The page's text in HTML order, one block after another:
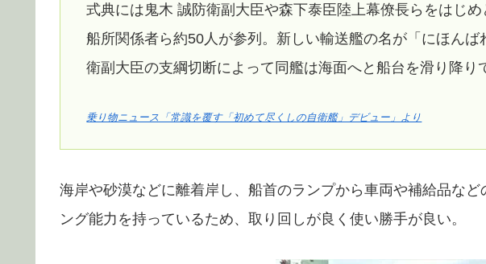
式典には鬼木 誠防衛副大臣や森下泰臣陸上幕僚長らをはじ
船所関係者ら約50人が参列。新しい輸送艦の名が「にほん
衛副大臣の支綱切断によって同艦は海面へと船台を滑り降り
乗り物ニュース「常識を覆す「初めて尽くしの自衛艦」デビュー」より
海岸や砂漠などに離着岸し、船首のランプから車両や補給品な
ング能力を持っているため、取り回しが良く使い勝手が良い。